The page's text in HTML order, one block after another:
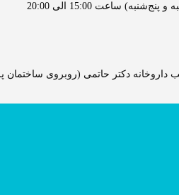
ساعت 15:00 الی 20:00
دکتر حاتمی (روبروی ساختمان